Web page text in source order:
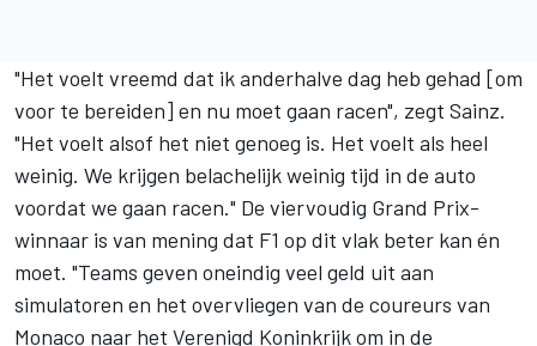
"Het voelt vreemd dat ik anderhalve dag heb gehad [om
voor te bereiden] en nu moet gaan racen", zegt Sainz.
"Het voelt alsof het niet genoeg is. Het voelt als heel
weinig. We krijgen belachelijk weinig tijd in de auto
voordat we gaan racen." De viervoudig Grand Prix-
winnaar is van mening dat F1 op dit vlak beter kan én
moet. "Teams geven oneindig veel geld uit aan
simulatoren en het overvliegen van de coureurs van
Monaco naar het Verenigd Koninkrijk om in de